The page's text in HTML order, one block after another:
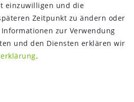
einzuwilligen und die
Zeitpunkt zu ändern oder
zur Verwendung
und den Diensten erklären wir
.